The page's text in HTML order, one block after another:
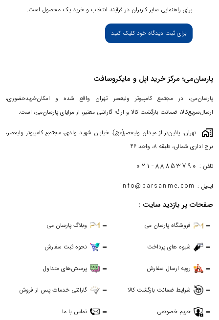
برای راهنمایی سایر کاربران در فرآیند انتخاب و خرید یک محصول است.
برای ثبت دیدگاه خود کلیک کنید
پارسان‌می؛ مرکز خرید اپل و مایکروسافت
پارسان‌می، در مجتمع کامپیوتر ولیعصر تهران واقع شده و امکان‌خریدحضوری،
ارسال‌سریع‌کالا، ضمانت بازگشت کالا و ارائه گارانتی معتبر، از مزایای پارسان‌می، است.
maps_home_work
تهران، پائین‌تر از میدان ولیعصر(عج)، خیابان شهید ولدی، مجتمع کامپیوتر ولیعصر،
برج اداری شمالی، طبقه 8، واحد 46
تلفن : 021-88853790
ایمیل : info@parsanme.com
صفحات پر بازدید سایت :
فروشگاه پارسان می وبلاگ پارسان می
شیوه های پرداخت نحوه ثبت سفارش
رویه ارسال سفارش پرسش‌های متداول
شرایط ضمانت بازگشت کالا گارانتی خدمات پس از فروش
حریم خصوصی تماس با ما